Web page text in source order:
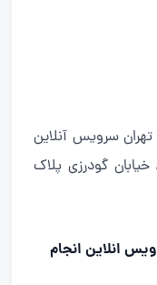
سرویس آنلاین
گودرزی پلاک
انلاین انجام